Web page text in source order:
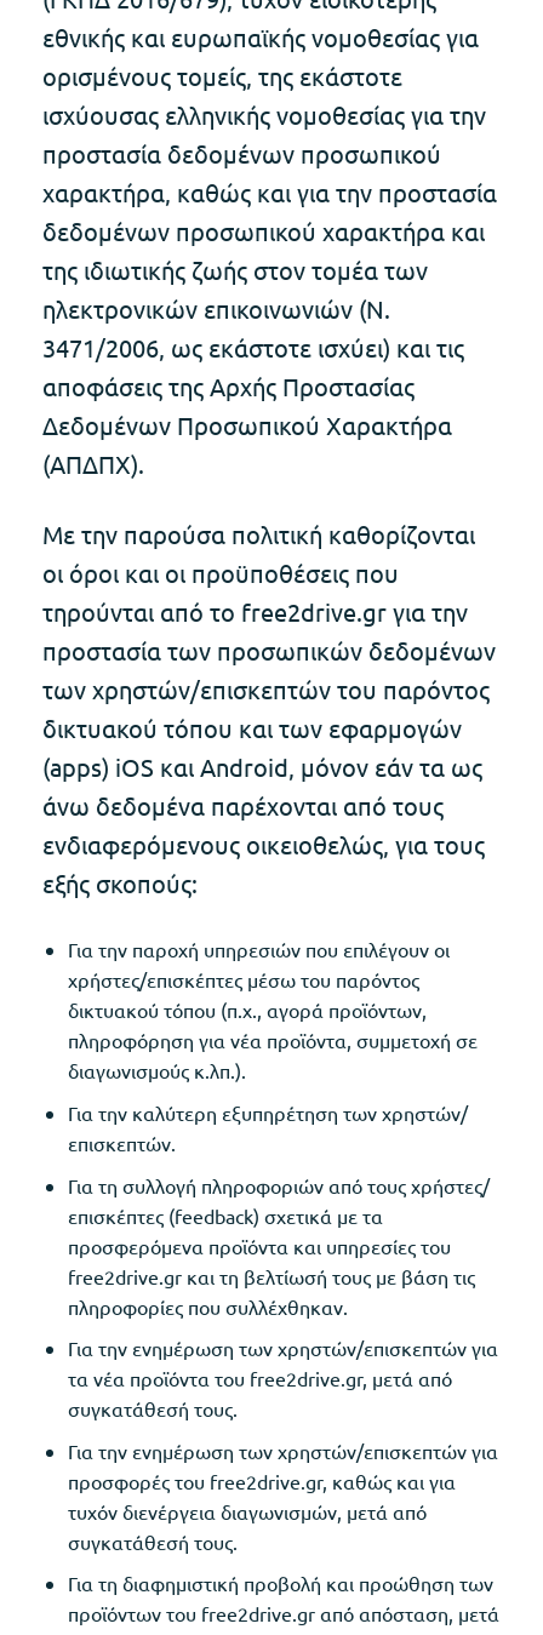
εθνικής και ευρωπαϊκής νομοθεσίας για
ορισμένους τομείς, της εκάστοτε
ισχύουσας ελληνικής νομοθεσίας για την
προστασία δεδομένων προσωπικού
χαρακτήρα, καθώς και για την προστασία
δεδομένων προσωπικού χαρακτήρα και
της ιδιωτικής ζωής στον τομέα των
ηλεκτρονικών επικοινωνιών (Ν.
3471/2006, ως εκάστοτε ισχύει) και τις
αποφάσεις της Αρχής Προστασίας
Δεδομένων Προσωπικού Χαρακτήρα
(ΑΠΔΠΧ).
Με την παρούσα πολιτική καθορίζονται
οι όροι και οι προϋποθέσεις που
τηρούνται από το free2drive.gr για την
προστασία των προσωπικών δεδομένων
των χρηστών/επισκεπτών του παρόντος
δικτυακού τόπου και των εφαρμογών
(apps) iOS και Android, μόνον εάν τα ως
άνω δεδομένα παρέχονται από τους
ενδιαφερόμενους οικειοθελώς, για τους
εξής σκοπούς:
Για την παροχή υπηρεσιών που επιλέγουν οι
χρήστες/επισκέπτες μέσω του παρόντος
δικτυακού τόπου (π.χ., αγορά προϊόντων,
πληροφόρηση για νέα προϊόντα, συμμετοχή σε
διαγωνισμούς κ.λπ.).
Για την καλύτερη εξυπηρέτηση των χρηστών/
επισκεπτών.
Για τη συλλογή πληροφοριών από τους χρήστες/
επισκέπτες (feedback) σχετικά με τα
προσφερόμενα προϊόντα και υπηρεσίες του
free2drive.gr και τη βελτίωσή τους με βάση τις
πληροφορίες που συλλέχθηκαν.
Για την ενημέρωση των χρηστών/επισκεπτών για
τα νέα προϊόντα του free2drive.gr, μετά από
συγκατάθεσή τους.
Για την ενημέρωση των χρηστών/επισκεπτών για
προσφορές του free2drive.gr, καθώς και για
τυχόν διενέργεια διαγωνισμών, μετά από
συγκατάθεσή τους.
Για τη διαφημιστική προβολή και προώθηση των
προϊόντων του free2drive.gr από απόσταση, μετά